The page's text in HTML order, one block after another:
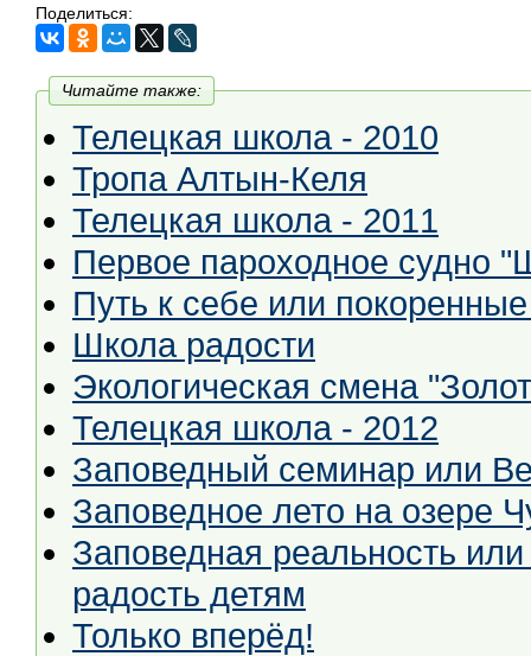
Поделиться:
Читайте также:
Телецкая школа - 2010
Тропа Алтын-Келя
Телецкая школа - 2011
Первое пароходное судно
Путь к себе или
Школа радости
Экологическая смена
Телецкая школа - 2012
Заповедный семинар или
Заповедное лето на озере
Заповедная реальность
радость детям
Только вперёд!